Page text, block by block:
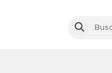
Buscar